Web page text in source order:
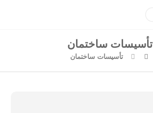
تأسیسات ساختمان
تأسیسات ساختمان